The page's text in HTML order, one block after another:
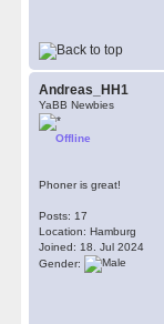
Andreas_HH1
YaBB Newbies
Offline
Phoner is great!
Posts: 17
Location: Hamburg
Joined: 18. Jul 2024
Gender: